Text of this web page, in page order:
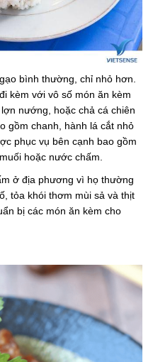
bình thường, chỉ nhỏ hơn.
kèm với vô số món ăn kèm
nướng, hoặc chả cá chiên
gồm chanh, hành lá cắt nhỏ
phục vụ bên cạnh bao gồm
hoặc nước chấm.
ở địa phương vì họ thường
tỏa khói thơm mùi sả và thịt
bị các món ăn kèm cho